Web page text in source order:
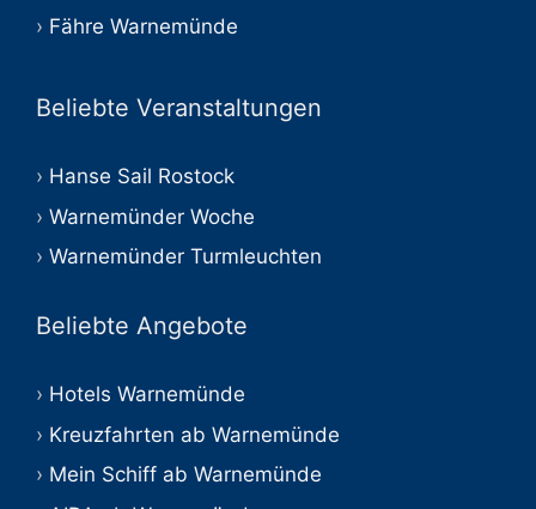
Fähre Warnemünde
Beliebte Veranstaltungen
Hanse Sail Rostock
Warnemünder Woche
Warnemünder Turmleuchten
Beliebte Angebote
Hotels Warnemünde
Kreuzfahrten ab Warnemünde
Mein Schiff ab Warnemünde